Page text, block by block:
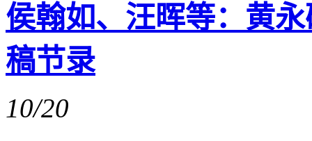
侯翰如、汪晖等：黄
稿节录
10/20